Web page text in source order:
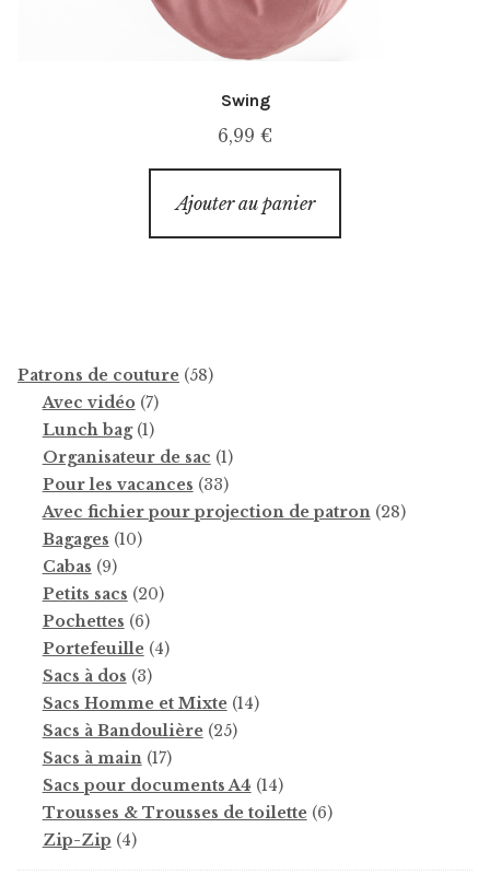
Swing
6,99 €
Ajouter au panier
Patrons de couture 5858
Avec vidéo 77
produits
Lunch bag 11
produit
Organisateur de sac 11
produit
Pour les vacances 3333
produits
Avec fichier pour projection de patron 2828
Bagages 1010
Cabas 99
produits
Petits sacs 2020
Pochettes 66
produits
Portefeuille 44
Sacs à dos 33
produits
Sacs Homme et Mixte 1414
Sacs à Bandoulière 2525
Sacs à main 1717
produits
Sacs pour documents A4 1414
produits
Trousses & Trousses de toilette 66
Zip-Zip 44
produits